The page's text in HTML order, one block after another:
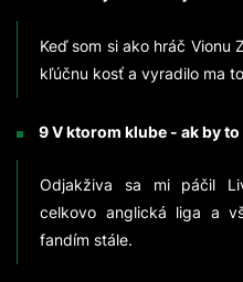
Keď som si ako hráč Vionu
kľúčnu kosť a vyradilo ma
9 V ktorom klube - ak by
Odjakživa sa mi páčil
celkovo anglická liga a
fandím stále.